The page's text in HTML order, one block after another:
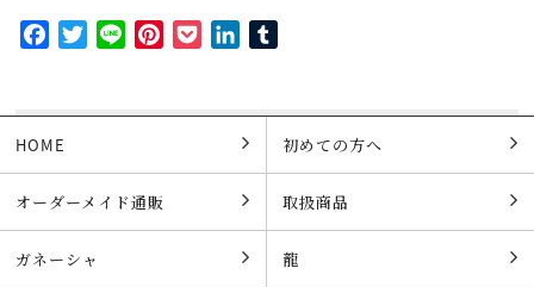
FacebookTwitterLine PinterestPocketLinkedIn
HOME 初めての方へ
オーダーメイド通販 取扱商品
ガネーシャ 龍